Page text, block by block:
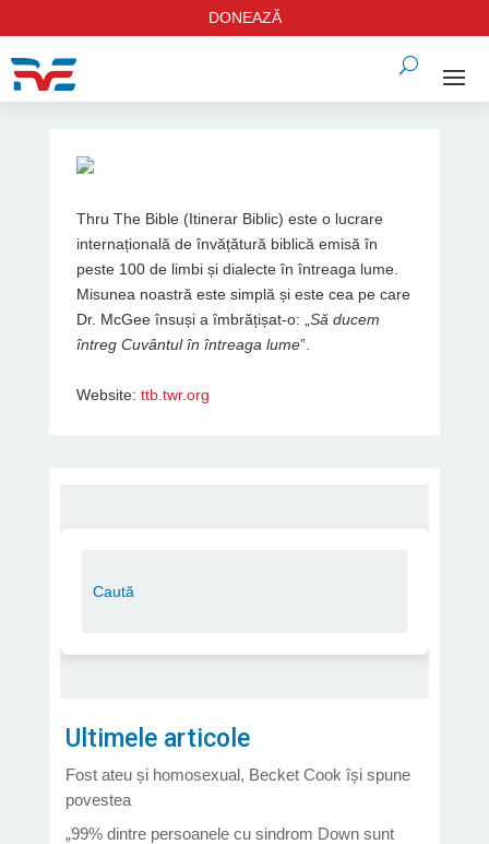
DONEAZĂ
Thru The Bible (Itinerar Biblic) este o lucrare
internațională de învățătură biblică emisă în
peste 100 de limbi și dialecte în întreaga lume.
Misunea noastră este simplă și este cea pe care
Dr. McGee însuși a îmbrățișat-o: „ Să ducem
întreg Cuvântul în întreaga lume”.
Website: ttb.twr.org
Ultimele articole
Fost ateu și homosexual, Becket Cook își spune
povestea
„99% dintre persoanele cu sindrom Down sunt